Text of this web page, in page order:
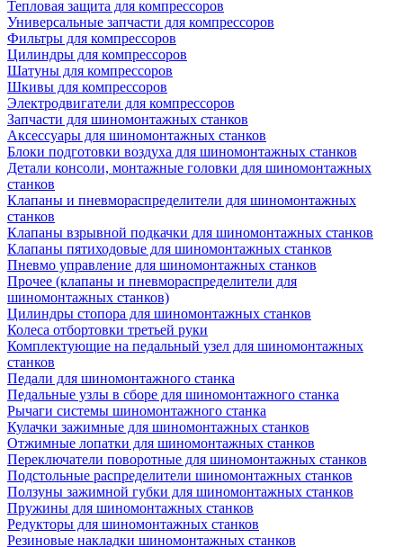
Тепловая защита для компрессоров
Универсальные запчасти для компрессоров
Фильтры для компрессоров
Цилиндры для компрессоров
Шатуны для компрессоров
Шкивы для компрессоров
Электродвигатели для компрессоров
Запчасти для шиномонтажных станков
Аксессуары для шиномонтажных станков
Блоки подготовки воздуха для шиномонтажных станков
Детали консоли, монтажные головки для шиномонтажных
станков
Клапаны и пневмораспределители для шиномонтажных
станков
Клапаны взрывной подкачки для шиномонтажных станков
Клапаны пятиходовые для шиномонтажных станков
Пневмо управление для шиномонтажных станков
Прочее (клапаны и пневмораспределители для
шиномонтажных станков)
Цилиндры стопора для шиномонтажных станков
Колеса отбортовки третьей руки
Комплектующие на педальный узел для шиномонтажных
станков
Педали для шиномонтажного станка
Педальные узлы в сборе для шиномонтажного станка
Рычаги системы шиномонтажного станка
Кулачки зажимные для шиномонтажных станков
Отжимные лопатки для шиномонтажных станков
Переключатели поворотные для шиномонтажных станков
Подстольные распределители шиномонтажных станков
Ползуны зажимной губки для шиномонтажных станков
Пружины для шиномонтажных станков
Редукторы для шиномонтажных станков
Резиновые накладки шиномонтажных станков